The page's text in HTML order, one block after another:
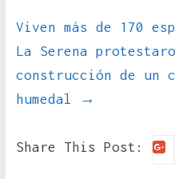
Viven más de 170
La Serena
construcción de un
humedal
→
Share This Post: